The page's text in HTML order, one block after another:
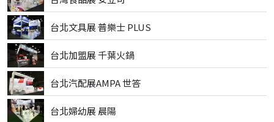
台北文具展 普樂士 PLUS
台北加盟展 千葉火鍋
台北汽配展AMPA 世答
台北婦幼展 晨陽